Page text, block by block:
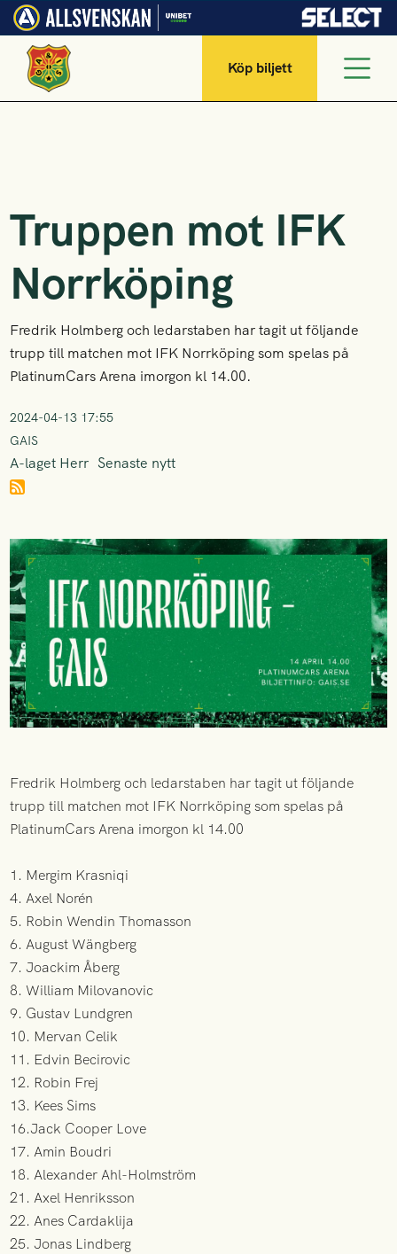
Köp biljett
Truppen mot IFK
Norrköping
Fredrik Holmberg och ledarstaben har tagit ut följande
trupp till matchen mot IFK Norrköping som spelas på
PlatinumCars Arena imorgon kl 14.00.
2024-04-13 17:55
GAIS
A-laget Herr Senaste nytt
Fredrik Holmberg och ledarstaben har tagit ut följande
trupp till matchen mot IFK Norrköping som spelas på
PlatinumCars Arena imorgon kl 14.00
1. Mergim Krasniqi
4. Axel Norén
5. Robin Wendin Thomasson
6. August Wängberg
7. Joackim Åberg
8. William Milovanovic
9. Gustav Lundgren
10. Mervan Celik
11. Edvin Becirovic
12. Robin Frej
13. Kees Sims
16.Jack Cooper Love
17. Amin Boudri
18. Alexander Ahl-Holmström
21. Axel Henriksson
22. Anes Cardaklija
25. Jonas Lindberg